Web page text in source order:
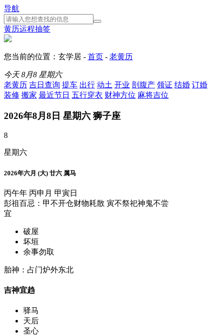
导航
黄历运程抽签
您当前的位置：玄学居 - 首页 - 老黄历
今天8月8 星期六
老黄历 吉日查询 提车 出行 动土 开业 剖腹产 领证 结婚 订婚
装修 搬家 最近节日 五行穿衣 财神方位 麻将吉位
2026年8月8日 星期六 狮子座
8
星期六
2026年六月 (大) 廿六 属马
丙午年 丙申月 甲寅日
彭祖百忌：甲不开仓财物耗散 寅不祭祀神鬼不尝
宜
破屋
坏垣
余事勿取
胎神：占门炉外东北
吉神宜趋
驿马
天后
圣心